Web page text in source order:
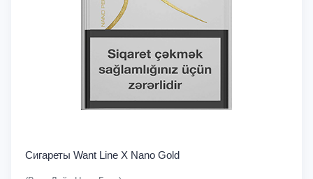
Сигареты Want Line X Nano Gold